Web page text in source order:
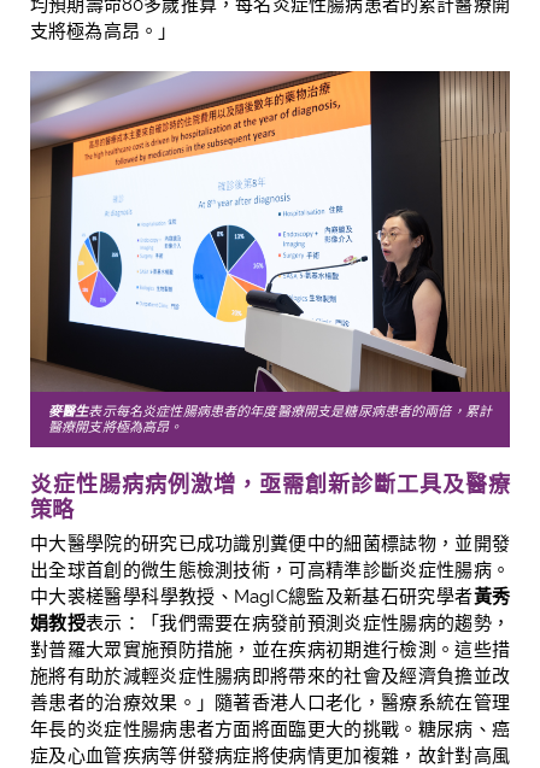
均預期壽命80多歲推算，每名炎症性腸病患者的累計醫療開
支將極為高昂。」
麥醫生表示每名炎症性腸病患者的年度醫療開支是糖尿病患者的兩倍，累計
醫療開支將極為高昂。
炎症性腸病病例激增，亟需創新診斷工具及醫療
策略
中大醫學院的研究已成功識別糞便中的細菌標誌物，並開發
出全球首創的微生態檢測技術，可高精準診斷炎症性腸病。
中大裘槎醫學科學教授、 MagIC總監及新基石研究學者黃秀
娟教授表示：「我們需要在病發前預測炎症性腸病的趨勢，
對普羅大眾實施預防措施 ，並在疾病初期進行檢測。這些措
施將有助於減輕炎症性腸病即將帶來的社會及經濟負擔並改
善患者的治療效果。」隨著香港人口老化，醫療系統在管理
年長的炎症性腸病患者方面將面臨更大的挑戰。糖尿病、癌
症及心血管疾病等併發病症將使病情更加複雜，故針對高風